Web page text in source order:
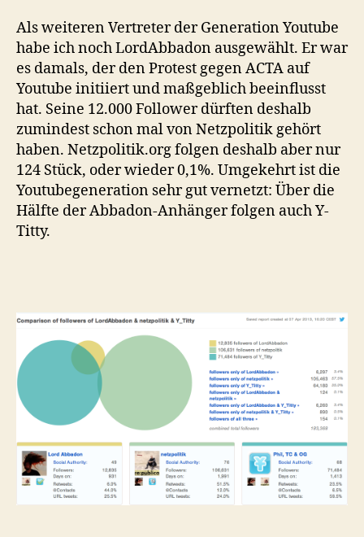
Als weiteren Vertreter der Generation Youtube
habe ich noch LordAbbadon ausgewählt. Er war
es damals, der den Protest gegen ACTA auf
Youtube initiiert und maßgeblich beeinflusst
hat. Seine 12.000 Follower dürften deshalb
zumindest schon mal von Netzpolitik gehört
haben. Netzpolitik.org folgen deshalb aber nur
124 Stück, oder wieder 0,1%. Umgekehrt ist die
Youtubegeneration sehr gut vernetzt: Über die
Hälfte der Abbadon-Anhänger folgen auch Y-
Titty.